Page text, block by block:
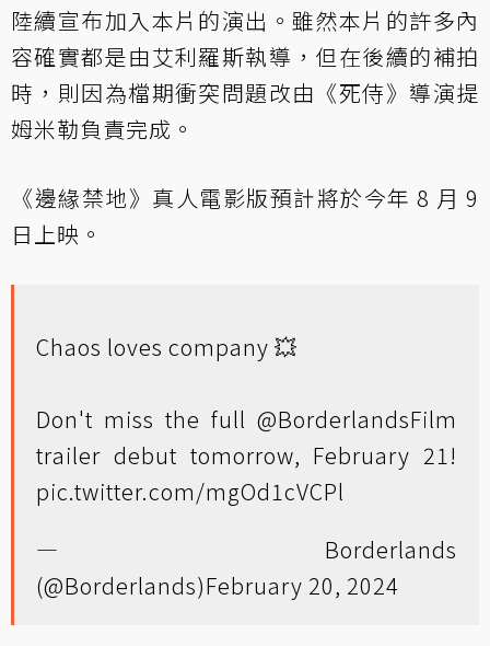
陸續宣布加入本片的演出。雖然本片的許多內
容確實都是由艾利羅斯執導，但在後續的補拍
時，則因為檔期衝突問題改由《死侍》導演提
姆米勒負責完成。
《邊緣禁地》真人電影版預計將於今年 8 月 9
日上映。
Chaos loves company 💥
Don't miss the full @BorderlandsFilm
trailer debut tomorrow, February 21!
pic.twitter.com/mgOd1cVCPl
— Borderlands
(@Borderlands)February 20, 2024